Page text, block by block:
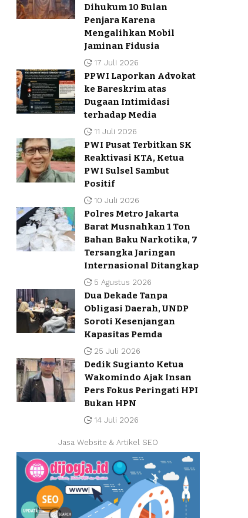
Dihukum 10 Bulan
Penjara Karena
Mengalihkan Mobil
Jaminan Fidusia
17 Juli 2026
PPWI Laporkan Advokat
ke Bareskrim atas
Dugaan Intimidasi
terhadap Media
11 Juli 2026
PWI Pusat Terbitkan SK
Reaktivasi KTA, Ketua
PWI Sulsel Sambut
Positif
10 Juli 2026
Polres Metro Jakarta
Barat Musnahkan 1 Ton
Bahan Baku Narkotika, 7
Tersangka Jaringan
Internasional Ditangkap
5 Agustus 2026
Dua Dekade Tanpa
Obligasi Daerah, UNDP
Soroti Kesenjangan
Kapasitas Pemda
25 Juli 2026
Dedik Sugianto Ketua
Wakomindo Ajak Insan
Pers Fokus Peringati HPI
Bukan HPN
14 Juli 2026
Jasa Website & Artikel SEO